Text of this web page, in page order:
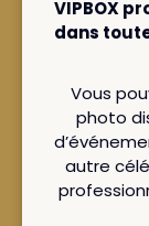
VIPBOX
dans
Vous
photo
autre